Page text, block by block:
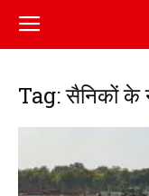
Tag: सैनिकों के